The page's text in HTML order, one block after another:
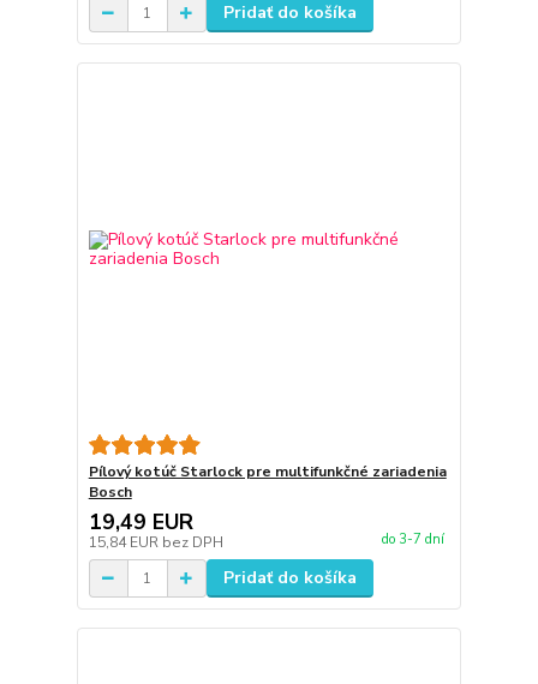
Pridať do košíka
Pílový kotúč Starlock pre multifunkčné zariadenia
Bosch
19,49 EUR
15,84 EUR bez DPH do 3-7 dní
Pridať do košíka